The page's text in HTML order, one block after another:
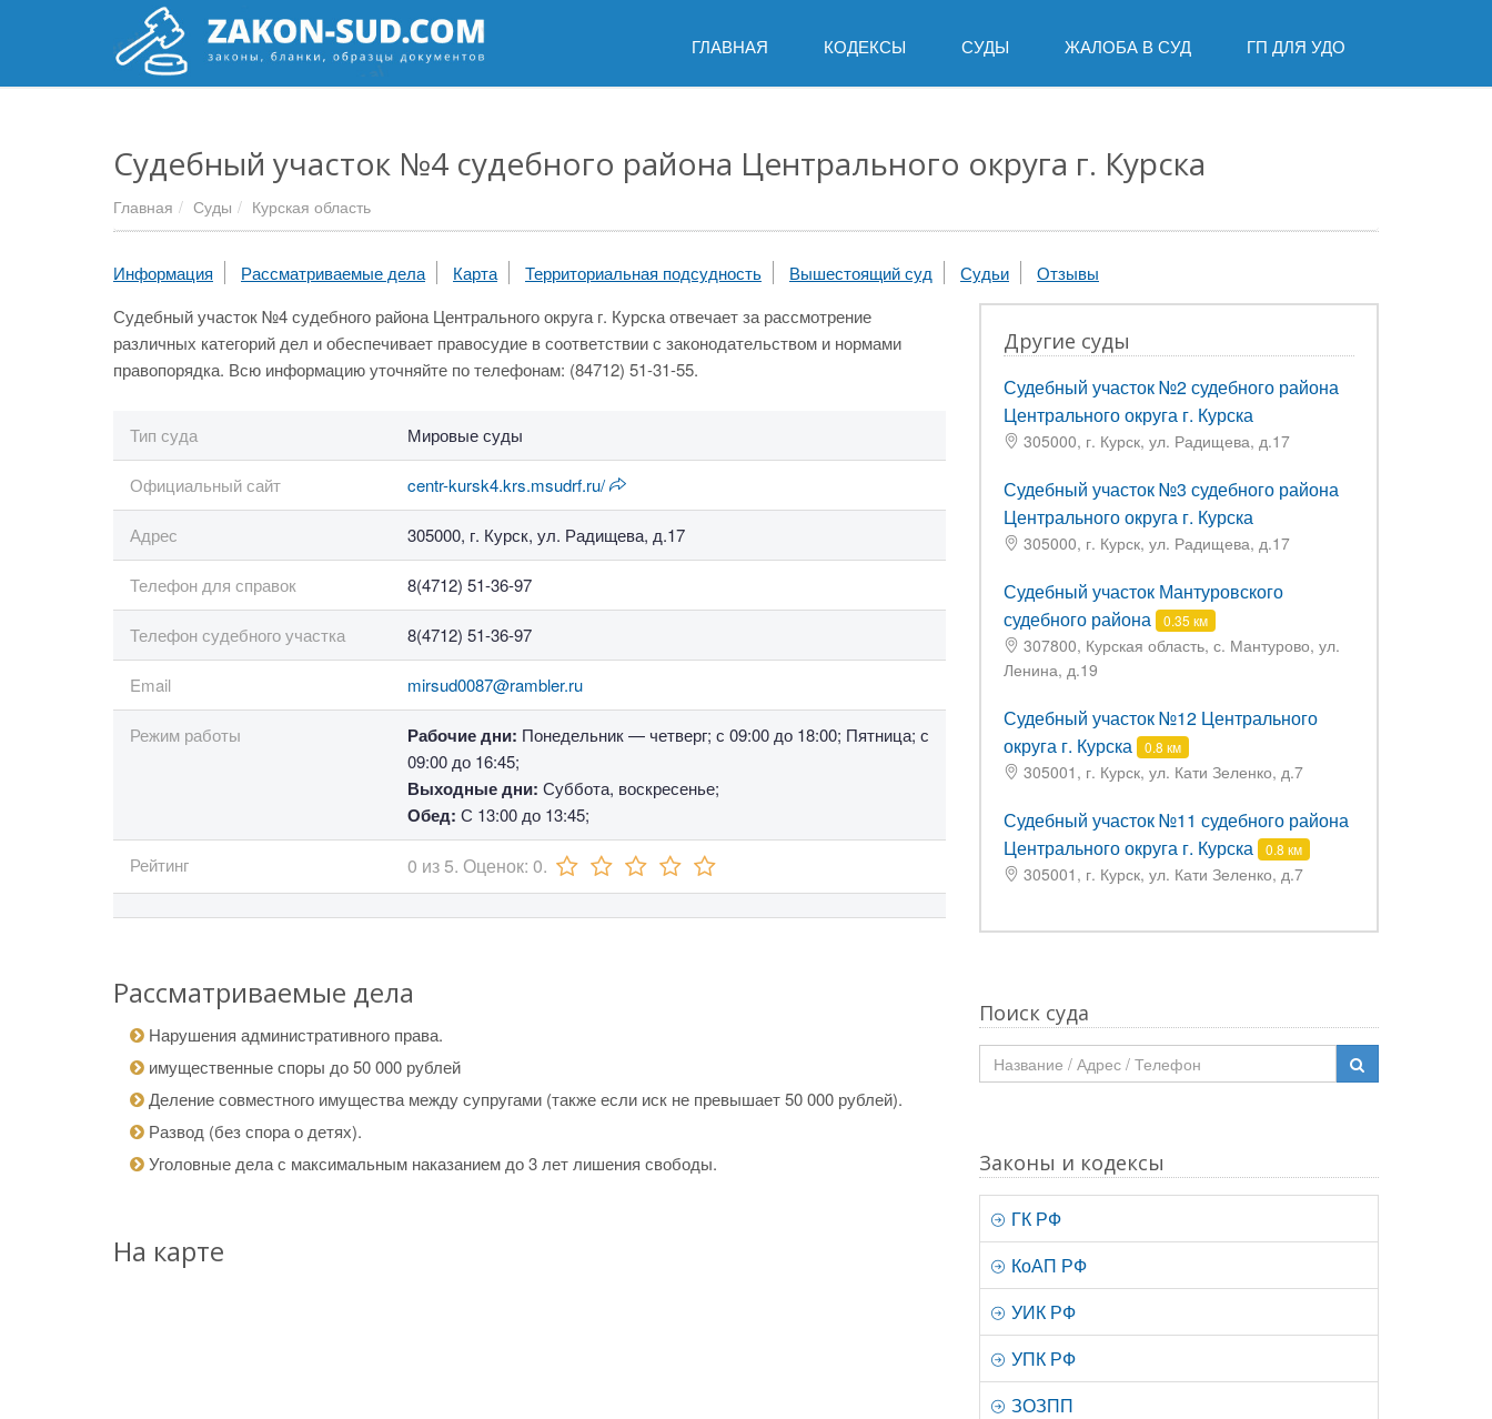
ГЛАВНАЯ КОДЕКСЫ СУДЫ ЖАЛОБА В СУД ГП ДЛЯ УДО
Судебный участок №4 судебного района Центрального округа г. Курска
Главная Суды Курская область
Информация Рассматриваемые дела Карта Территориальная подсудность Вышестоящий суд Судьи
Отзывы
Судебный участок №4 судебного района Центрального округа г. Курска отвечает за рассмотрение
различных категорий дел и обеспечивает правосудие в соответствии с законодательством и нормами
правопорядка. Всю информацию уточняйте по телефонам: (84712) 51-31-55.
Тип суда Мировые суды
Официальный сайт centr-kursk4.krs.msudrf.ru/
Адрес 305000, г. Курск, ул. Радищева, д.17
Телефон для справок 8(4712) 51-36-97
Телефон судебного участка 8(4712) 51-36-97
Email mirsud0087@rambler.ru
Режим работы Рабочие дни: Понедельник — четверг; с 09:00 до 18:00; Пятница; с
09:00 до 16:45;
Выходные дни: Суббота, воскресенье;
Обед: С 13:00 до 13:45;
Рейтинг 0 из5. Оценок: 0.
Рассматриваемые дела
Нарушения административного права.
имущественные споры до 50 000 рублей
Деление совместного имущества между супругами (также если иск не превышает 50 000 рублей).
Развод (без спора о детях).
Уголовные дела с максимальным наказанием до 3 лет лишения свободы.
На карте
Другие суды
Судебный участок №2 судебного района
Центрального округа г. Курска
305000, г. Курск, ул. Радищева, д.17
Судебный участок №3 судебного района
Центрального округа г. Курска
305000, г. Курск, ул. Радищева, д.17
Судебный участок Мантуровского
судебного района
0.35 км
307800, Курская область, с. Мантурово, ул.
Ленина, д.19
Судебный участок №12 Центрального
округа г. Курска
0.8 км
305001, г. Курск, ул. Кати Зеленко, д.7
Судебный участок №11 судебного района
Центрального округа г. Курска
0.8 км
305001, г. Курск, ул. Кати Зеленко, д.7
Поиск суда
Законы и кодексы
ГК РФ
КоАП РФ
УИК РФ
УПК РФ
ЗОЗПП